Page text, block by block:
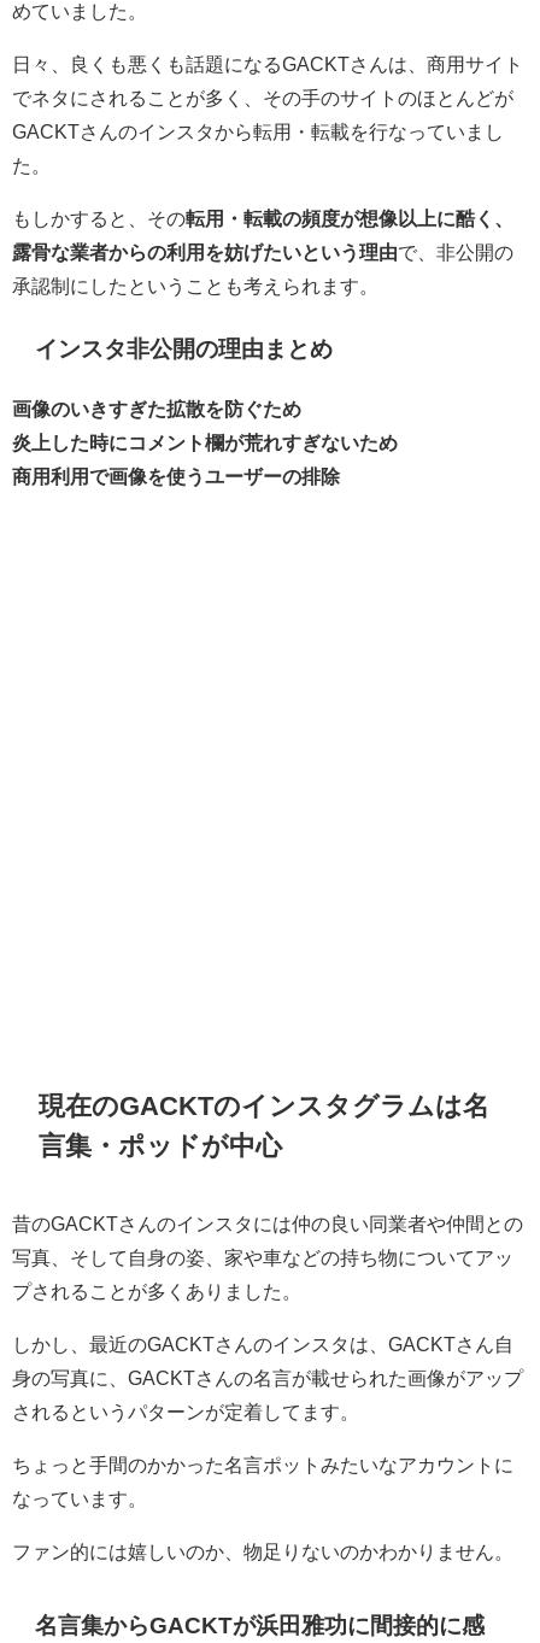
めていました。
日々、良くも悪くも話題になるGACKTさんは、商用サイト
でネタにされることが多く、その手のサイトのほとんどが
GACKTさんのインスタから転用・転載を行なっていまし
た。
もしかすると、その転用・転載の頻度が想像以上に酷く、
露骨な業者からの利用を妨げたいという理由で、非公開の
承認制にしたということも考えられます。
インスタ非公開の理由まとめ
画像のいきすぎた拡散を防ぐため
炎上した時にコメント欄が荒れすぎないため
商用利用で画像を使うユーザーの排除
現在のGACKTのインスタグラムは名
言集・ポッドが中心
昔のGACKTさんのインスタには仲の良い同業者や仲間との
写真、そして自身の姿、家や車などの持ち物についてアッ
プされることが多くありました。
しかし、最近のGACKTさんのインスタは、GACKTさん自
身の写真に、GACKTさんの名言が載せられた画像がアップ
されるというパターンが定着してます。
ちょっと手間のかかった名言ポットみたいなアカウントに
なっています。
ファン的には嬉しいのか、物足りないのかわかりません。
名言集からGACKTが浜田雅功に間接的に感